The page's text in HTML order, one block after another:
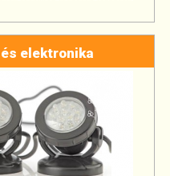
elektronika